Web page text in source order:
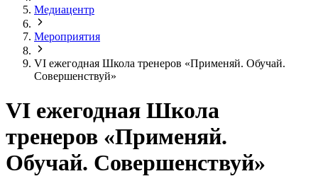
Медиацентр
Мероприятия
VI ежегодная Школа тренеров «Применяй. Обучай.
Совершенствуй»
VI ежегодная Школа
тренеров «Применяй.
Обучай. Совершенствуй»